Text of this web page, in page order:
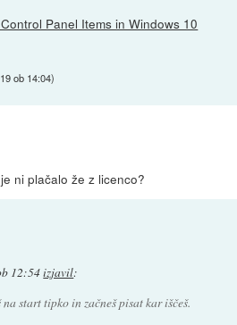
Panel Items in Windows 10
ob 14:04)
ni plačalo že z licenco?
12:54izjavil:
start tipko in začneš pisat kar iščeš.